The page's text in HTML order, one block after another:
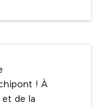
! À
et de la